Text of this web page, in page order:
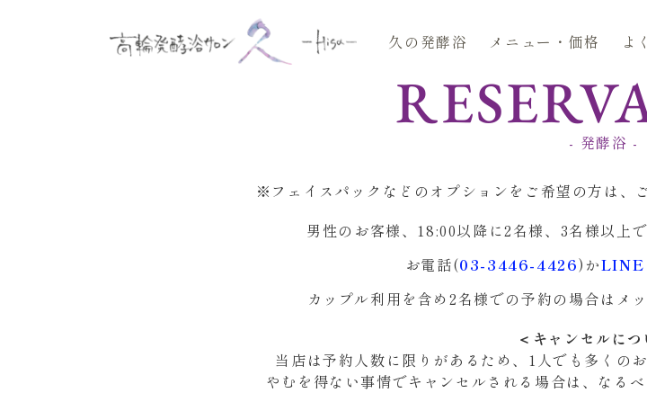
久の発酵浴 メニュー・価格 よ
- 発酵浴 -
※フェイスパックなどのオプションをご希望の方は、
男性のお客様、18:00以降に2名様、3名様以上
お電話(03-3446-4426)かLINE
カップル利用を含め2名様での予約の場合はメ
＜キャンセルにつ
当店は予約人数に限りがあるため、1人でも多くの
やむを得ない事情でキャンセルされる場合は、なる